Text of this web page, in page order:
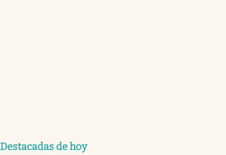
Destacadas de hoy